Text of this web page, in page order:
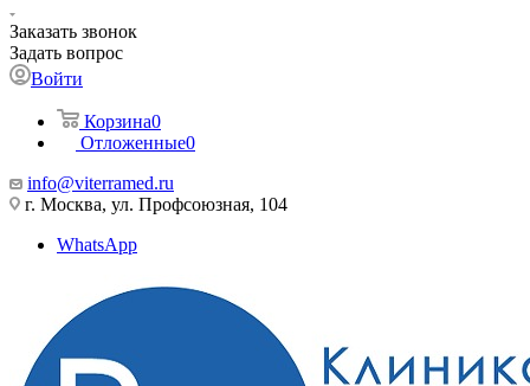
Заказать звонок
Задать вопрос
Войти
Корзина0
Отложенные0
info@viterramed.ru
г. Москва, ул. Профсоюзная, 104
WhatsApp